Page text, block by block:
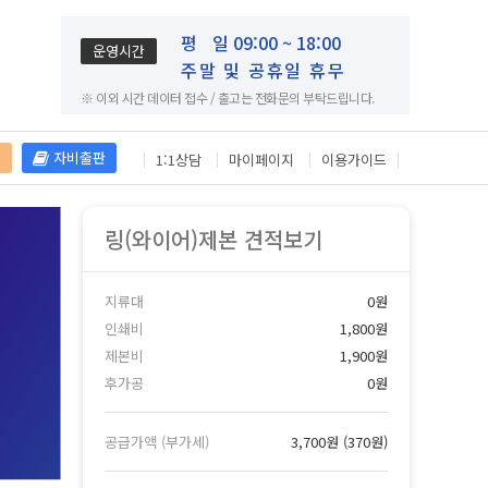
운영시간 평
일 09:00 ~ 18:00
주말 및 공휴일 휴무
※ 이외 시간 데이터 접수 / 출고는 전화문의 부탁드립니다.
자비출판 1:1상담 마이페이지 이용가이드
링(와이어)제본 견적보기
지류대
0원
인쇄비
1,800원
제본비
1,900원
후가공
0원
공급가액 (부가세) 3,700원 (370원)